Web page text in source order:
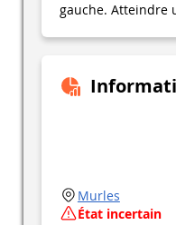
gauche. Atteindre
Murles
État incertain